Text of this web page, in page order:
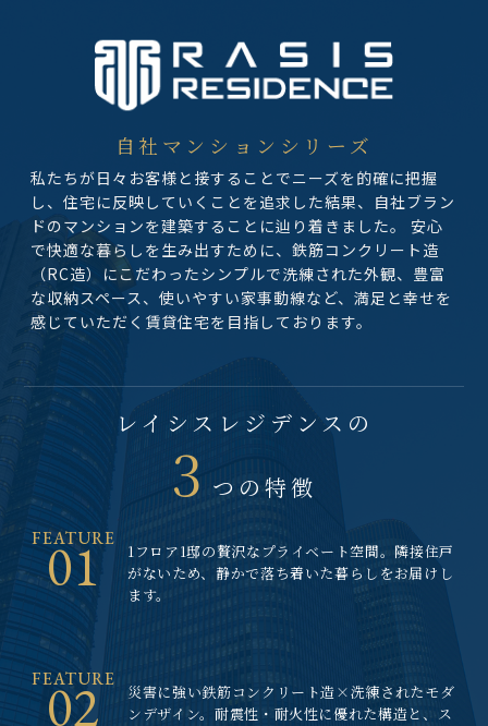
自社マンションシリーズ
私たちが日々お客様と接することでニーズを的確に把握
し、住宅に反映していくことを追求した結果、自社ブラン
ドのマンションを建築することに辿り着きました。 安心
で快適な暮らしを生み出すために、鉄筋コンクリート造
（RC造）にこだわったシンプルで洗練された外観、豊富
な収納スペース、使いやすい家事動線など、満足と幸せを
感じていただく賃貸住宅を目指しております。
レイシスレジデンスの
3 つの特徴
FEATURE
01
1フロア1邸の贅沢なプライベート空間。隣接住戸
がないため、静かで落ち着いた暮らしをお届けし
ます。
FEATURE
02
災害に強い鉄筋コンクリート造×洗練されたモダ
ンデザイン。耐震性・耐火性に優れた構造と、ス